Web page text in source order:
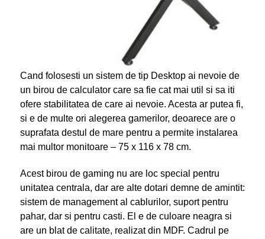
Cand folosesti un sistem de tip Desktop ai nevoie de
un birou de calculator care sa fie cat mai util si sa iti
ofere stabilitatea de care ai nevoie. Acesta ar putea fi,
si e de multe ori alegerea gamerilor, deoarece are o
suprafata destul de mare pentru a permite instalarea
mai multor monitoare – 75 x 116 x 78 cm.
Acest birou de gaming nu are loc special pentru
unitatea centrala, dar are alte dotari demne de amintit:
sistem de management al cablurilor, suport pentru
pahar, dar si pentru casti. El e de culoare neagra si
are un blat de calitate, realizat din MDF. Cadrul pe